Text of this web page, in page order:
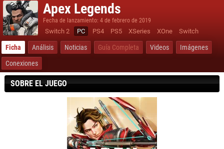
Apex Legends
Fecha de lanzamiento: 4 de febrero de 2019
Switch 2 PC PS4 PS5 XSeries XOne Switch
Ficha Análisis Noticias Guía Completa Videos
Imágenes
Conexiones
SOBRE EL JUEGO